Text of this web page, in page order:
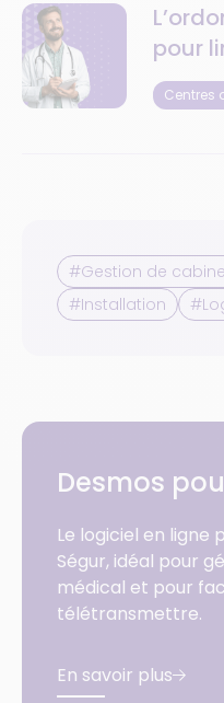
pour
la
Centres
#Gestion de
#Installation
Desmos
Le logiciel en
Ségur, idéal pour
médical et pour
télétransmettre.
En savoir plus